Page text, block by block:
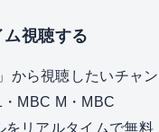
視聴する
から視聴したいチャン
MBC M・MBC
リアルタイムで無料